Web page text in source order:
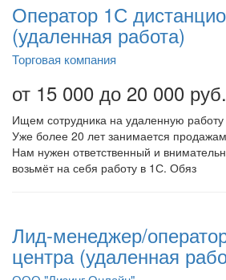
Оператор 1С
(удаленная работа)
Торговая компания
от 15 000 до 20 000 руб.
Ищем сотрудника на удаленную
Уже более 20 лет занимается
Нам нужен ответственный и
возьмёт на себя работу в 1С. Обяз
Лид-менеджер/
центра (удаленная